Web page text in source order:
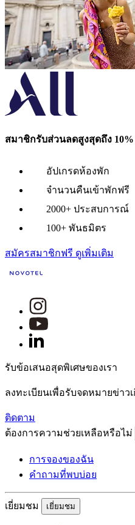
สมาชิกรับส่วนลดสูงสุดถึง
อัปเกรดห้องพัก
จำนวนคืนเข้าพักฟรี
2000+ ประสบการณ์
100+ พันธมิตร
สมัครสมาชิกฟรี ดูเพิ่มเติม
รับข้อเสนอสุดพิเศษของเรา
ลงทะเบียนเพื่อรับจดหมายข่าว
ติดตาม
ต้องการความช่วยเหลือหรือไม่
การจองของฉัน
คำถามที่พบบ่อย
เยี่ยมชม เยี่ยมชม